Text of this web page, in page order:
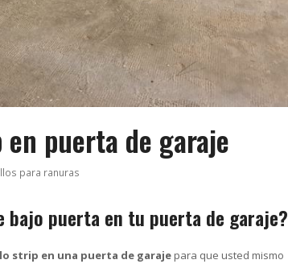
puerta de garaje
para ranuras
bajo puerta en tu puerta de garaje?
strip en una puerta de garaje para que usted mismo